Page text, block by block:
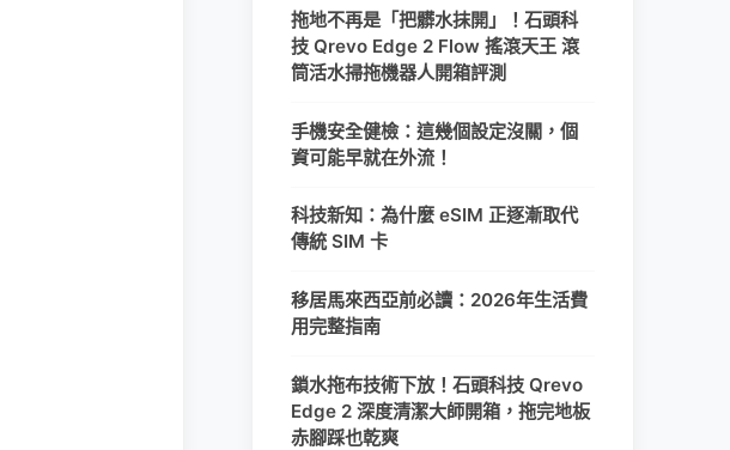
拖地不再是「把髒水抹開」！石頭科
技 Qrevo Edge 2 Flow 搖滾天王 滾
筒活水掃拖機器人開箱評測
手機安全健檢：這幾個設定沒關，個
資可能早就在外流！
科技新知：為什麼 eSIM 正逐漸取代
傳統 SIM 卡
移居馬來西亞前必讀：2026年生活費
用完整指南
鎖水拖布技術下放！石頭科技 Qrevo
Edge 2 深度清潔大師開箱，拖完地板
赤腳踩也乾爽